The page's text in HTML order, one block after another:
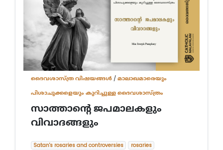
ആരാധനാക്രമ ദൈവശാസ്ത്രം
അസറ്റിക്കൽ ദൈവശാസ്ത്രം
അജപാലന ദൈവശാസ്ത്രം
മാലാഖമാരെയും പിശാചുക്കളെയും കുറിച്ചുള്ള
യുഗാന്ത്യോന്മുഖ ദൈവശാസ്ത്രം
മരിയവിജ്ഞാനീയം
പരിശുദ്ധ റൂഹാ വിജ്ഞാനീയം
ദൈവശാസ്ത്ര വിഷയങ്ങള്‍ /മാലാഖമാരെയും
പിശാചുക്കളെയും കുറിച്ചുള്ള ദൈവശാസ്ത്രം
സാത്താന്‍റെ ജപമാലകളും
വിവാദങ്ങളും
Satan's rosaries and controversies
rosaries